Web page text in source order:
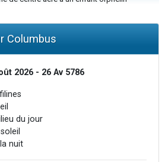
Columbus
2026 - 26 Av 5786
du jour
nuit